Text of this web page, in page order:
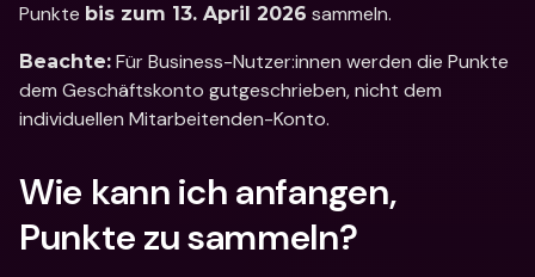
Punkte bis zum 13. April 2026 sammeln.
Beachte: Für Business-Nutzer:innen werden die Punkte
dem Geschäftskonto gutgeschrieben, nicht dem
individuellen Mitarbeitenden-Konto.
Wie kann ich anfangen,
Punkte zu sammeln?